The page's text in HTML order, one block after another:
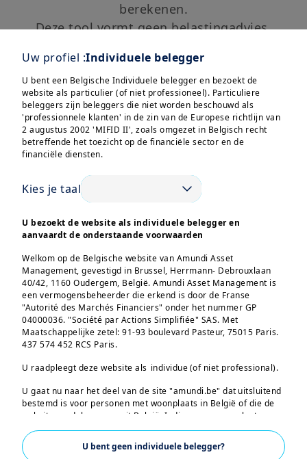
Uw profiel :Individuele belegger
U bent een Belgische Individuele belegger en bezoekt de
website als particulier (of niet professioneel). Particuliere
beleggers zijn beleggers die niet worden beschouwd als
'professionnele klanten' in de zin van de Europese richtlijn van
2 augustus 2002 'MIFID II', zoals omgezet in Belgisch recht
betreffende het toezicht op de financiële sector en de
financiële diensten.
Kies je taal
U bezoekt de website als individuele belegger en
aanvaardt de onderstaande voorwaarden
Welkom op de Belgische website van Amundi Asset
Management, gevestigd in Brussel, Herrmann- Debrouxlaan
40/42, 1160 Oudergem, België. Amundi Asset Management is
een vermogensbeheerder die erkend is door de Franse
"Autorité des Marchés Financiers" onder het nummer GP
04000036. "Société par Actions Simplifiée" SAS. Met
Maatschappelijke zetel: 91-93 boulevard Pasteur, 75015 Paris.
437 574 452 RCS Paris.
U raadpleegt deze website als individue (of niet professional).
U gaat nu naar het deel van de site "amundi.be" dat uitsluitend
bestemd is voor personen met woonplaats in België of die de
website raadplegen vanuit België. Indien u uw woonplaats
heeft in een land waarvoor Amundi een specifieke website
heeft, dan wordt u verzocht deze pagina te verlaten en de
Amundi-website voor uw land te raadplegen.
U bent geen individuele belegger?
berekenen.
Deze tool vormt geen belastingadvies,
beperkt tot het bieden van hulp bij de
berekening van uw inkomsten. Dit stelt u
niet vrij van het uitvoeren van de due
diligence en controles die tot uw
verantwoordelijkheid als belastingbetaler
behoren. De weergegeven resultaten zijn
verkregen op basis van de door u verstrekte
gegevens. Amundi kan op geen enkele
van fouten of onvolledigheid.
hangt af van de persoonlijke
omstandigheden van de belegger en kan
aan verandering onderhevig zijn. Raadpleeg
uw belastingadviseur voor meer informatie.
Amundi Asset Management is verplicht u
aanvullende documentatie te verstrekken.
Bij vragen of indien u aanvullende
documenten nodig heeft, vragen wij u
contact op te nemen met uw
beleggingsadviseur.